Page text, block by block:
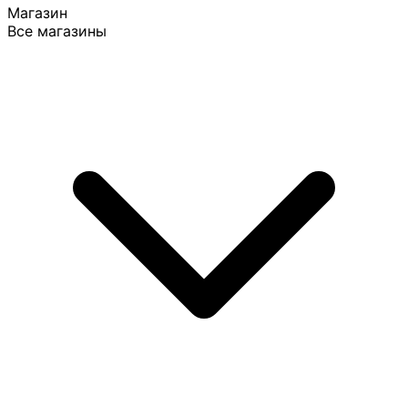
Магазин
Все магазины